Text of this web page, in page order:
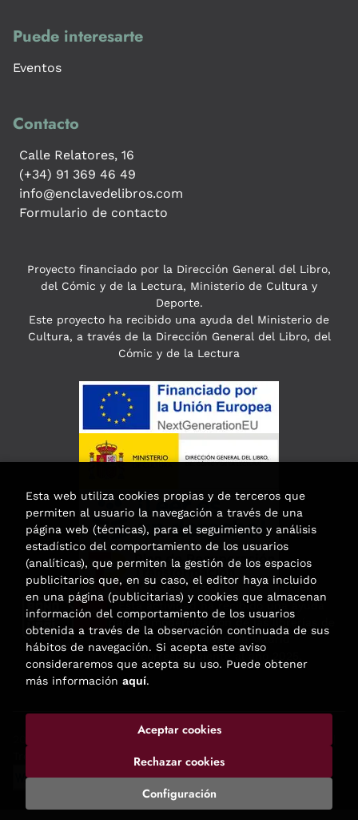
Puede interesarte
Eventos
Contacto
Calle Relatores, 16
(+34) 91 369 46 49
info@enclavedelibros.com
Formulario de contacto
Proyecto financiado por la Dirección General del Libro,
del Cómic y de la Lectura, Ministerio de Cultura y
Deporte.
Este proyecto ha recibido una ayuda del Ministerio de
Cultura, a través de la Dirección General del Libro, del
Cómic y de la Lectura
Esta actividad ha recibido una ayuda
para la modernización de las librerías de
la Comunidad de Madrid
correspondiente al año 2025.
. Todos los Derechos Reservados |
Esta web utiliza cookies propias y de terceros que
permiten al usuario la navegación a través de una
página web (técnicas), para el seguimiento y análisis
estadístico del comportamiento de los usuarios
(analíticas), que permiten la gestión de los espacios
publicitarios que, en su caso, el editor haya incluido
en una página (publicitarias) y cookies que almacenan
información del comportamiento de los usuarios
obtenida a través de la observación continuada de sus
hábitos de navegación. Si acepta este aviso
consideraremos que acepta su uso. Puede obtener
más información aquí.
Configuración
Rechazar cookies
Aceptar cookies